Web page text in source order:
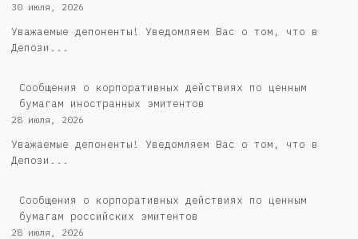
30 июля, 2026
Уважаемые депоненты! Уведомляем Вас о том, что в
Депози...
Сообщения о корпоративных действиях по ценным
бумагам иностранных эмитентов
28 июля, 2026
Уважаемые депоненты! Уведомляем Вас о том, что в
Депози...
Cообщения о корпоративных действиях по ценным
бумагам российских эмитентов
28 июля, 2026